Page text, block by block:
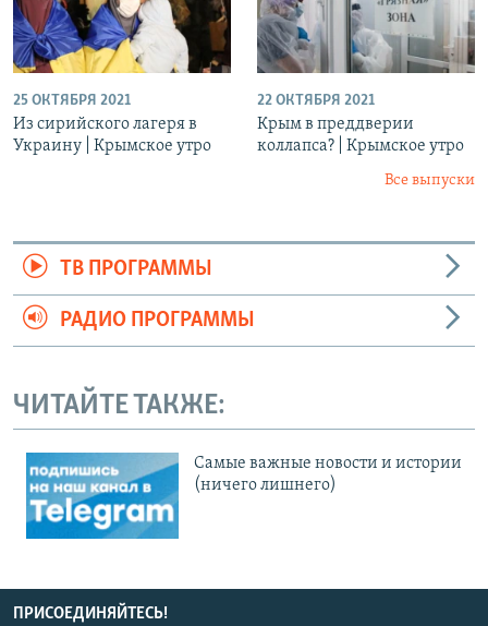
25 ОКТЯБРЯ 2021
Из сирийского лагеря в
Украину | Крымское утро
22 ОКТЯБРЯ 2021
Крым в преддверии
коллапса? | Крымское утро
Все выпуски
ТВ ПРОГРАММЫ
РАДИО ПРОГРАММЫ
ЧИТАЙТЕ ТАКЖЕ:
Cамые важные новости и истории
(ничего лишнего)
ПРИСОЕДИНЯЙТЕСЬ!